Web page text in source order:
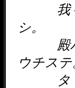
我
シ。
殿
ウチステ